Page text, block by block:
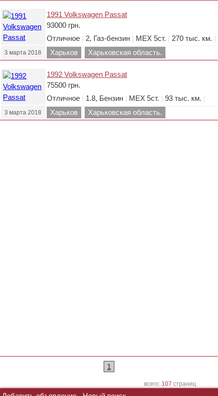
1991 Volkswagen Passat
93000 грн.
Отличное
2, Газ-бензин МЕХ 5ст. 270 тыс. км.
3 марта 2018 Харьков Харьковская область.
1992 Volkswagen Passat
75500 грн.
Отличное
1.8, Бензин МЕХ 5ст. 93 тыс. км.
3 марта 2018 Харьков Харьковская область.
1
всего: 107 страниц